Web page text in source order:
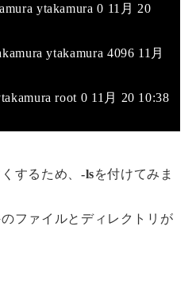
ytakamura 0 11月 20
ytakamura 4096 11月
root 0 11月 20 10:38
するため、 -lsを付けてみま
ファイルとディレクトリが